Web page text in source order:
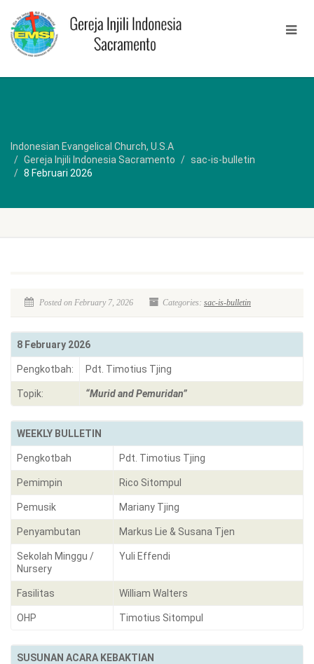
Indonesian Evangelical Church, U.S.A
Gereja Injili Indonesia Sacramento
sac-is-bulletin
8 Februari 2026
Posted on February 7, 2026 Categories: sac-is-bulletin
8 February 2026
Pengkotbah: Pdt. Timotius Tjing
Topik: “Murid and Pemuridan”
WEEKLY BULLETIN
Pengkotbah Pdt. Timotius Tjing
Pemimpin Rico Sitompul
Pemusik Mariany Tjing
Penyambutan Markus Lie & Susana Tjen
Sekolah Minggu /
Nursery
Yuli Effendi
Fasilitas William Walters
OHP Timotius Sitompul
SUSUNAN ACARA KEBAKTIAN